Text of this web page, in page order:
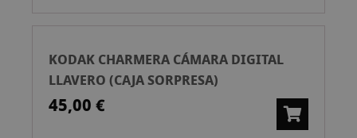
KODAK CHARMERA CÁMARA DIGITAL
LLAVERO (CAJA SORPRESA)
45,00 €